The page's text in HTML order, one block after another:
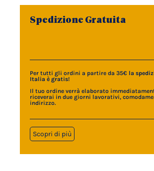
Spedizione Gratuita
Per tutti gli ordini a partire da 35€ la
Italia è gratis!
Il tuo ordine verrà elaborato
riceverai in due giorni lavorativi,
indirizzo.
Scopri di più